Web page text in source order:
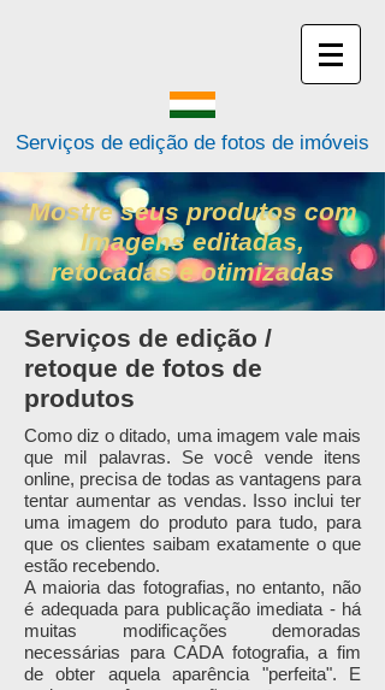
Serviços de edição de fotos de imóveis
Mostre seus produtos com
Imagens editadas,
retocadas e otimizadas
Serviços de edição /
retoque de fotos de
produtos
Como diz o ditado, uma imagem vale mais
que mil palavras. Se você vende itens
online, precisa de todas as vantagens para
tentar aumentar as vendas. Isso inclui ter
uma imagem do produto para tudo, para
que os clientes saibam exatamente o que
estão recebendo.
A maioria das fotografias, no entanto, não
é adequada para publicação imediata - há
muitas modificações demoradas
necessárias para CADA fotografia, a fim
de obter aquela aparência "perfeita". E